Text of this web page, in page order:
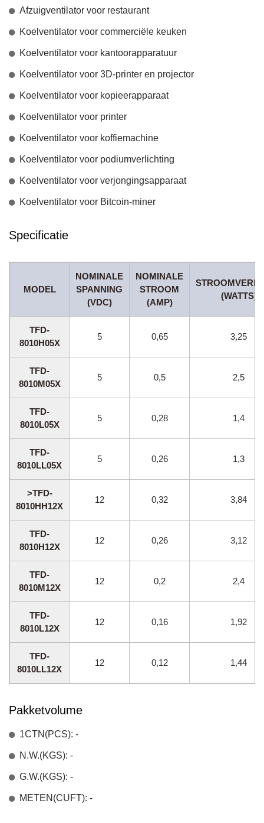
Afzuigventilator voor restaurant
Koelventilator voor commerciële keuken
Koelventilator voor kantoorapparatuur
Koelventilator voor 3D-printer en projector
Koelventilator voor kopieerapparaat
Koelventilator voor printer
Koelventilator voor koffiemachine
Koelventilator voor podiumverlichting
Koelventilator voor verjongingsapparaat
Koelventilator voor Bitcoin-miner
Specificatie
MODEL
NOMINALE
SPANNING
(VDC)
NOMINALE
STROOM
(AMP)
(WATTS)
TFD-
8010H05X
5 0,65 3,25
TFD-
8010M05X
5 0,5 2,5
TFD-
8010L05X
5 0,28 1,4
TFD-
8010LL05X
5 0,26 1,3
>TFD-
8010HH12X
12 0,32 3,84
TFD-
8010H12X
12 0,26 3,12
TFD-
8010M12X
12 0,2 2,4
TFD-
8010L12X
12 0,16 1,92
TFD-
8010LL12X
12 0,12 1,44
Pakketvolume
1CTN(PCS): -
N.W.(KGS): -
G.W.(KGS): -
METEN(CUFT): -